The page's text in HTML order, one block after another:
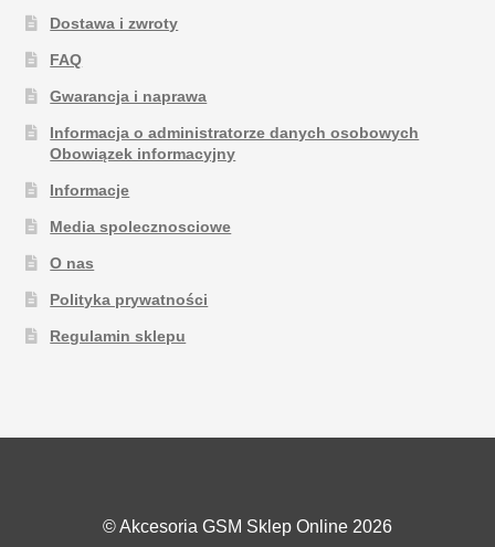
Dostawa i zwroty
FAQ
Gwarancja i naprawa
Informacja o administratorze danych osobowych
Obowiązek informacyjny
Informacje
Media spolecznosciowe
O nas
Polityka prywatności
Regulamin sklepu
© Akcesoria GSM Sklep Online 2026